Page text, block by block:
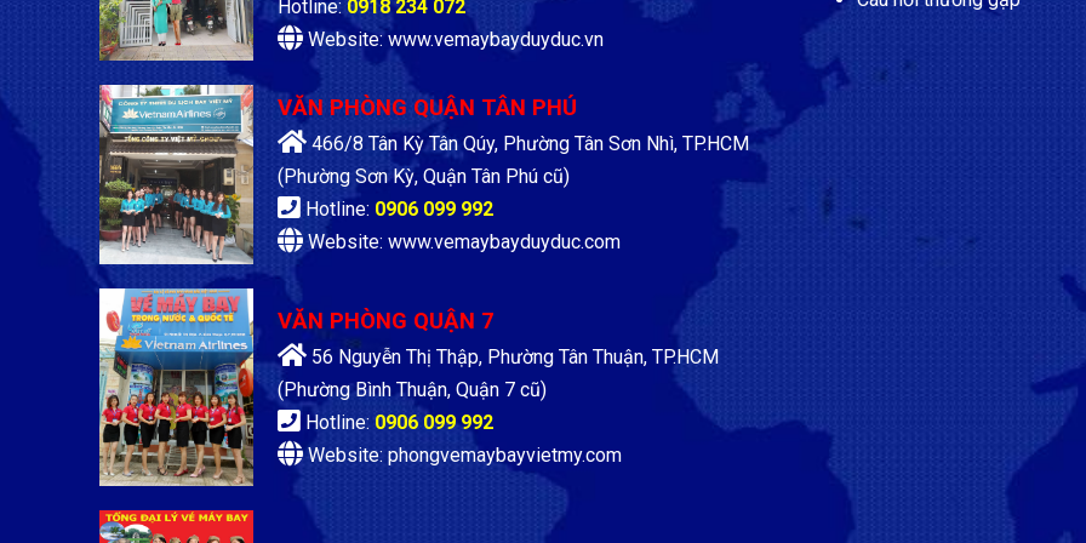
Hotline: 0918 234 072
Website: www.vemaybayduyduc.vn
VĂN PHÒNG QUẬN TÂN PHÚ
466/8 Tân Kỳ Tân Qúy, Phường Tân Sơn Nhì, TP.HCM
(Phường Sơn Kỳ, Quận Tân Phú cũ)
Hotline: 0906 099 992
Website: www.vemaybayduyduc.com
VĂN PHÒNG QUẬN 7
56 Nguyễn Thị Thập, Phường Tân Thuận, TP.HCM
(Phường Bình Thuận, Quận 7 cũ)
Hotline: 0906 099 992
Website: phongvemaybayvietmy.com